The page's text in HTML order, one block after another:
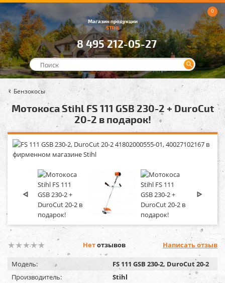
Магазин продукции
STIHL
8 495 212-05-27
0
Бензокосы
Мотокоса Stihl FS 111 GSB 230-2 + DuroCut
20-2 в подарок!
Нетотзывов Написать отзыв
Модель:
FS 111 GSB 230-2, DuroCut 20-2
Производитель:
Stihl